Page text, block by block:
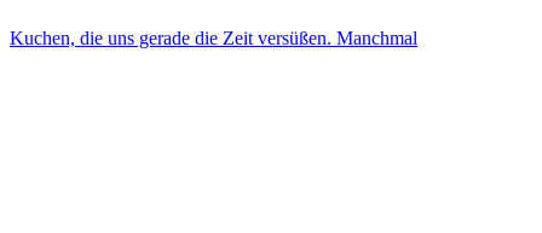
Kuchen, die uns gerade die Zeit versüßen. Manchmal